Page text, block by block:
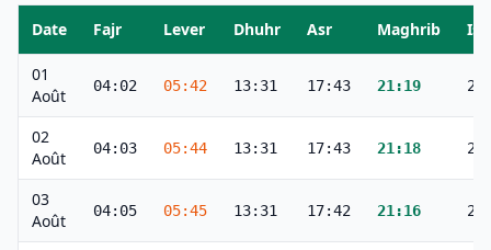
Date Fajr Lever Dhuhr Asr Maghrib
01
Août
04:02 05:42 13:31 17:43 21:19
02
Août
04:03 05:44 13:31 17:43 21:18
03
Août
04:05 05:45 13:31 17:42 21:16